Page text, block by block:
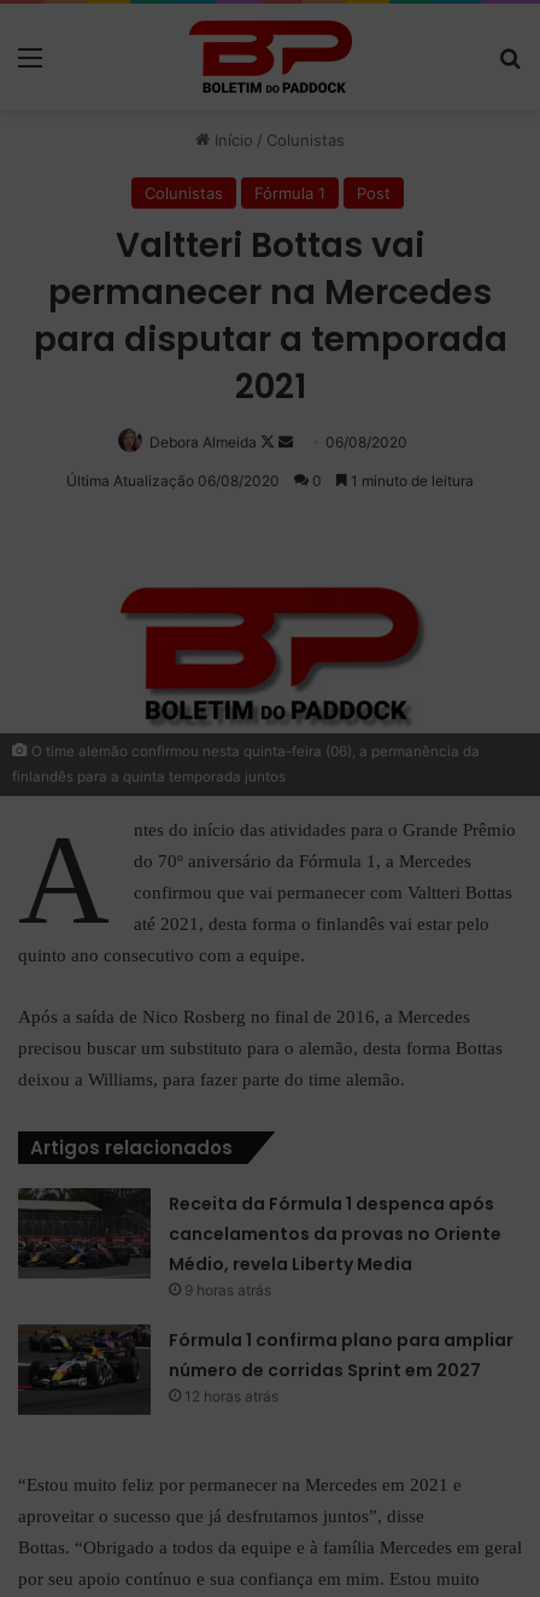
Início / Colunistas
Colunistas Fórmula 1 Post
Valtteri Bottas vai
permanecer na Mercedes
para disputar a temporada
2021
Debora Almeida
FollowMande
um
06/08/2020
Última Atualização 06/08/2020 0 1 minuto de leitura
O time alemão confirmou nesta quinta-feira (06), a permanência da
finlandês para a quinta temporada juntos
A
ntes do início das atividades para o Grande Prêmio
do 70º aniversário da Fórmula 1, a Mercedes
confirmou que vai permanecer com Valtteri Bottas
até 2021, desta forma o finlandês vai estar pelo
quinto ano consecutivo com a equipe.
Após a saída de Nico Rosberg no final de 2016, a Mercedes
precisou buscar um substituto para o alemão, desta forma Bottas
deixou a Williams, para fazer parte do time alemão.
Artigos relacionados
Receita da Fórmula 1 despenca após
cancelamentos da provas no Oriente
Médio, revela Liberty Media
9 horas atrás
Fórmula 1 confirma plano para ampliar
número de corridas Sprint em 2027
12 horas atrás
“Estou muito feliz por permanecer na Mercedes em 2021 e
aproveitar o sucesso que já desfrutamos juntos”, disse
Bottas. “Obrigado a todos da equipe e à família Mercedes em geral
por seu apoio contínuo e sua confiança em mim. Estou muito